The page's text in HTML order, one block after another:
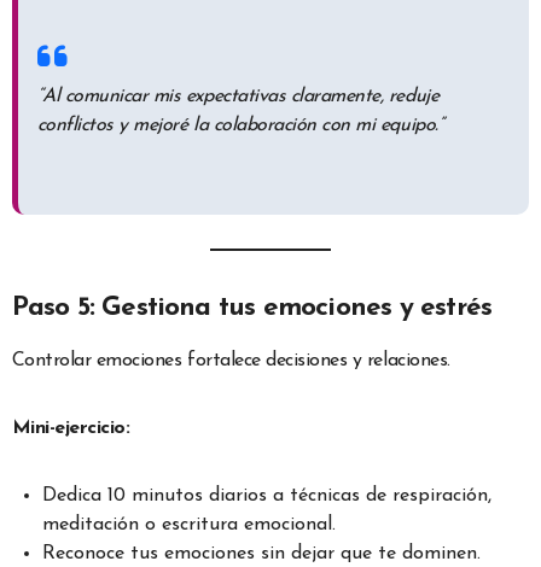
“Al comunicar mis expectativas claramente, reduje
conflictos y mejoré la colaboración con mi equipo.”
Paso 5: Gestiona tus emociones y estrés
Controlar emociones fortalece decisiones y relaciones.
Mini-ejercicio:
Dedica 10 minutos diarios a técnicas de respiración,
meditación o escritura emocional.
Reconoce tus emociones sin dejar que te dominen.